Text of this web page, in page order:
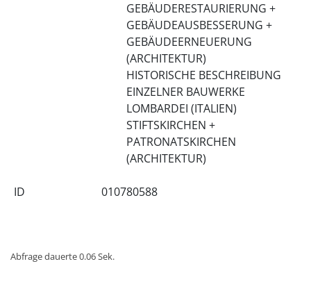
GEBÄUDERESTAURIERUNG +
GEBÄUDEAUSBESSERUNG +
GEBÄUDEERNEUERUNG
(ARCHITEKTUR)
HISTORISCHE BESCHREIBUNG
EINZELNER BAUWERKE
LOMBARDEI (ITALIEN)
STIFTSKIRCHEN +
PATRONATSKIRCHEN
(ARCHITEKTUR)
ID 010780588
Abfrage dauerte 0.06 Sek.